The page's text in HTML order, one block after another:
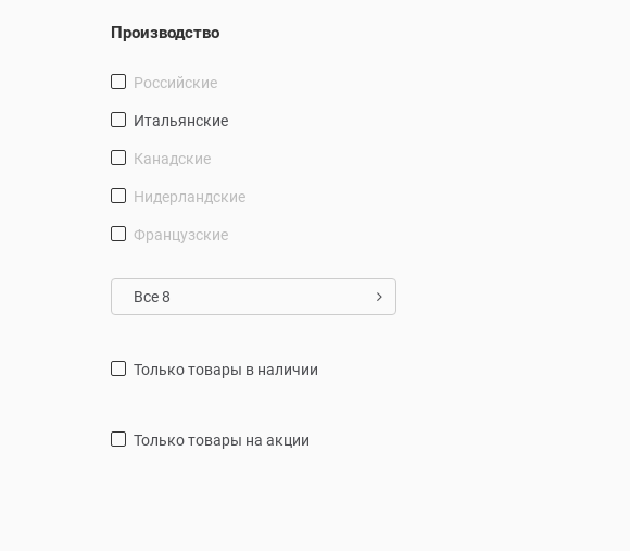
Производство
Российские
Итальянские
Канадские
Нидерландские
Французские
Все 8
только товары в наличии
только товары на акции